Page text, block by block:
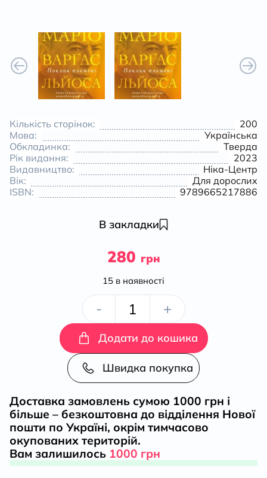
Кількість сторінок:
200
Мова:
Українська
Обкладинка:
Тверда
Рік видання:
2023
Видавництво:
Ніка-Центр
Вік:
Для дорослих
ISBN:
9789665217886
В закладки
280 грн
15 в наявності
-
Колективна
пам’ять,
примирення
міжнародні
відносини
+
Додати до кошика
Швидка покупка
Доставка замовлень сумою 1000 грн і
більше – безкоштовна до відділення Нової
пошти по Україні, окрім тимчасово
окупованих територій.
Вам залишилось 1000 грн